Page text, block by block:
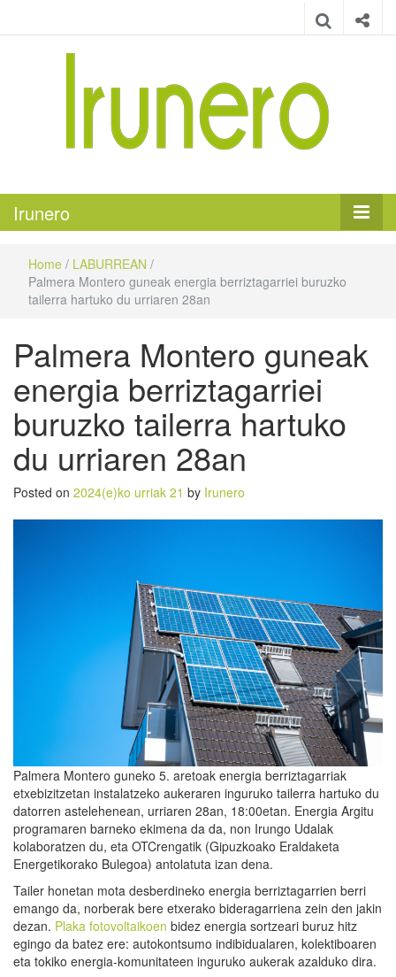
Irunero
Home / LABURREAN /
Palmera Montero guneak energia berriztagarriei buruzko
tailerra hartuko du urriaren 28an
Palmera Montero guneak
energia berriztagarriei
buruzko tailerra hartuko
du urriaren 28an
Posted on 2024(e)ko urriak 21 by Irunero
Palmera Montero guneko 5. aretoak energia berriztagarriak
etxebizitzetan instalatzeko aukeraren inguruko tailerra hartuko du
datorren astelehenean, urriaren 28an, 18:00etan. Energia Argitu
programaren barneko ekimena da da, non Irungo Udalak
kolaboratzen du, eta OTCrengatik (Gipuzkoako Eraldaketa
Energetikorako Bulegoa) antolatuta izan dena.
Tailer honetan mota desberdineko energia berriztagarrien berri
emango da, norberak bere etxerako bideragarriena zein den jakin
dezan. Plaka fotovoltaikoen bidez energia sortzeari buruz hitz
egingo da batez ere: autokontsumo indibidualaren, kolektiboaren
eta tokiko energia-komunitateen inguruko aukerak azalduko dira.